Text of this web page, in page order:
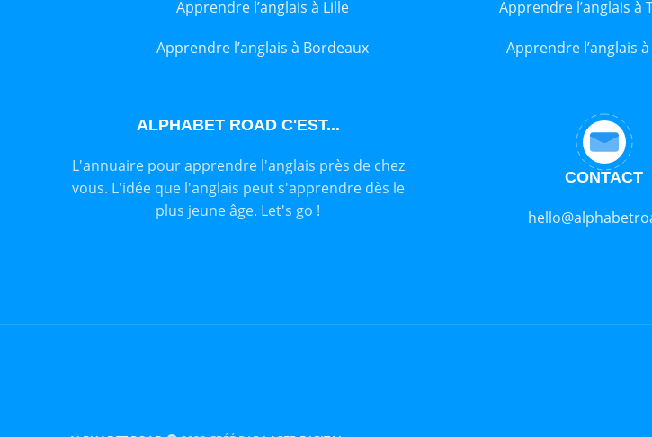
Apprendre l’anglais à Lille Apprendre l’anglais à
Apprendre l’anglais à Bordeaux Apprendre l’anglais
ALPHABET ROAD C'EST...
L'annuaire pour apprendre l'anglais près de chez
vous. L'idée que l'anglais peut s'apprendre dès le
plus jeune âge. Let's go !
CONTACT